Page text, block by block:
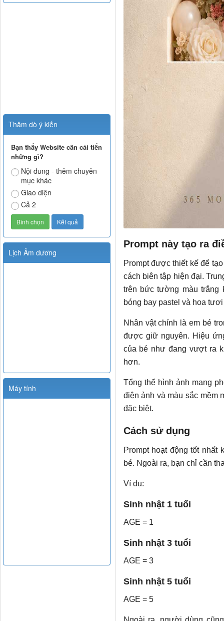
Prompt này tạo ra
Prompt được thiết kế để
cách biên tập hiện đại.
trên bức tường màu trắng
bóng bay pastel và hoa
Nhân vật chính là em bé
được giữ nguyên. Hiệu
của bé như đang vượt ra
hơn.
Tổng thể hình ảnh mang
điện ảnh và màu sắc mềm
đặc biệt.
Cách sử dụng
Prompt hoạt động tốt nhất
bé. Ngoài ra, bạn chỉ cần
Ví dụ:
Sinh nhật 1 tuổi
AGE = 1
Sinh nhật 3 tuổi
AGE = 3
Sinh nhật 5 tuổi
AGE = 5
Thăm dò ý kiến
Bạn thấy Website cần cải tiến
những gì?
Nội dung - thêm chuyên
mục khác
Giao diện
Cả 2
Lịch Âm dương
Máy tính